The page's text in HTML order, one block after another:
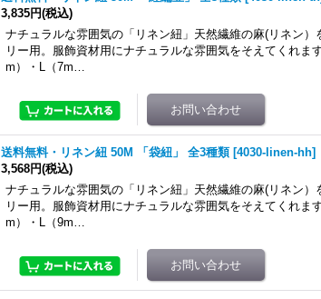
3,835円(税込)
ナチュラルな雰囲気の「リネン紐」天然繊維の麻(リネン
リー用。服飾資材用にナチュラルな雰囲気をそえてくれま
m）・L（7m…
送料無料・リネン紐 50M 「袋紐」 全3種類 [4030-linen-hh]
3,568円(税込)
ナチュラルな雰囲気の「リネン紐」天然繊維の麻(リネン
リー用。服飾資材用にナチュラルな雰囲気をそえてくれま
m）・L（9m…